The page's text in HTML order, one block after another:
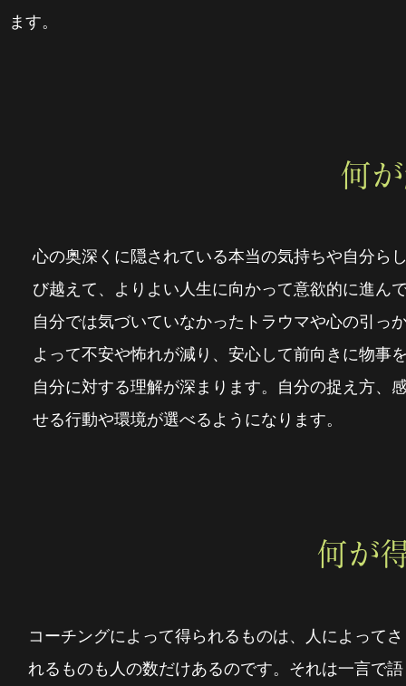
ます。
何
心の奥深くに隠されている本当の気持ちや自分ら
び越えて、よりよい人生に向かって意欲的に進ん
自分では気づいていなかったトラウマや心の引っ
よって不安や怖れが減り、安心して前向きに物事
自分に対する理解が深まります。自分の捉え方、
せる行動や環境が選べるようになります。
何が
コーチングによって得られるものは、人によって
れるものも人の数だけあるのです。それは一言で